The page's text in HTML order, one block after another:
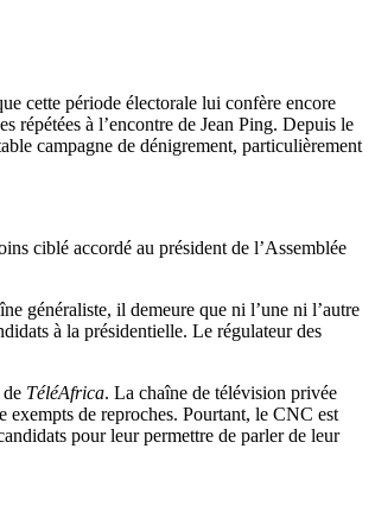
cette période électorale lui confère encore
répétées à l’encontre de Jean Ping. Depuis le
campagne de dénigrement, particulièrement
ciblé accordé au président de l’Assemblée
généraliste, il demeure que ni l’une ni l’autre
à la présidentielle. Le régulateur des
TéléAfrica. La chaîne de télévision privée
exempts de reproches. Pourtant, le CNC est
pour leur permettre de parler de leur